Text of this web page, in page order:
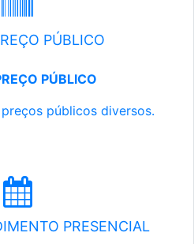
PÚBLICO
PÚBLICO
públicos diversos.
PRESENCIAL